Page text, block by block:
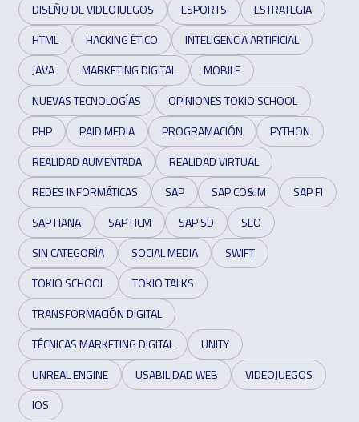
DISEÑO DE VIDEOJUEGOS
ESPORTS
ESTRATEGIA
HTML
HACKING ÉTICO
INTELIGENCIA ARTIFICIAL
JAVA
MARKETING DIGITAL
MOBILE
NUEVAS TECNOLOGÍAS
OPINIONES TOKIO SCHOOL
PHP
PAID MEDIA PROGRAMACIÓN
PYTHON
REALIDAD AUMENTADA
REALIDAD VIRTUAL
REDES INFORMÁTICAS
SAP SAP CO&IM
SAP FI
SAP HANA
SAP HCM SAP SD
SEO
SIN CATEGORÍA
SOCIAL MEDIA
SWIFT
TOKIO SCHOOL
TOKIO TALKS
TRANSFORMACIÓN DIGITAL
TÉCNICAS MARKETING DIGITAL
UNITY
UNREAL ENGINE
USABILIDAD WEB
VIDEOJUEGOS
IOS